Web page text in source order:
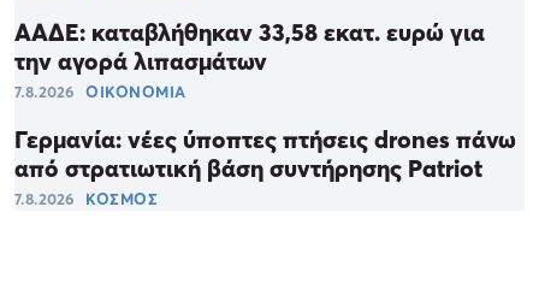
ΑΑΔΕ: καταβλήθηκαν 33,58 εκατ. ευρώ για
την αγορά λιπασμάτων
7.8.2026 ΟΙΚΟΝΟΜΙΑ
Γερμανία: νέες ύποπτες πτήσεις drones πάνω
από στρατιωτική βάση συντήρησης Patriot
7.8.2026 ΚΟΣΜΟΣ